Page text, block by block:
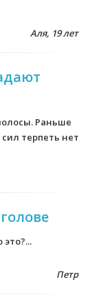
Аля, 19 лет
Раньше
терпеть нет
Петр